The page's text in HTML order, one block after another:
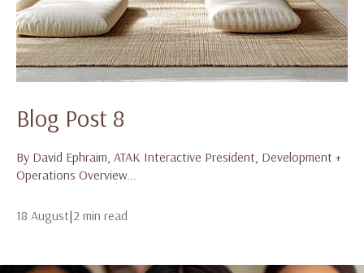
Blog Post 8
By David Ephraim, ATAK Interactive President, Development +
Operations Overview...
18 August|2 min read